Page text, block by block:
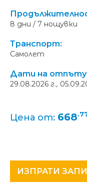
8 дни / 7 нощувки
Транспорт:
Самолет
Дати на
29.08.2026 г.,
Цена от: 668
ИЗПРАТИ